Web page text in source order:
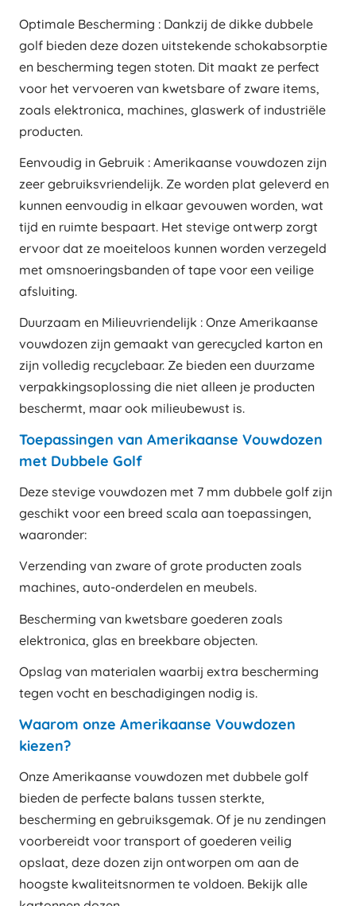
Optimale Bescherming : Dankzij de dikke dubbele
golf bieden deze dozen uitstekende schokabsorptie
en bescherming tegen stoten. Dit maakt ze perfect
voor het vervoeren van kwetsbare of zware items,
zoals elektronica, machines, glaswerk of industriële
producten.
Eenvoudig in Gebruik : Amerikaanse vouwdozen zijn
zeer gebruiksvriendelijk. Ze worden plat geleverd en
kunnen eenvoudig in elkaar gevouwen worden, wat
tijd en ruimte bespaart. Het stevige ontwerp zorgt
ervoor dat ze moeiteloos kunnen worden verzegeld
met omsnoeringsbanden of tape voor een veilige
afsluiting.
Duurzaam en Milieuvriendelijk : Onze Amerikaanse
vouwdozen zijn gemaakt van gerecycled karton en
zijn volledig recyclebaar. Ze bieden een duurzame
verpakkingsoplossing die niet alleen je producten
beschermt, maar ook milieubewust is.
Toepassingen van Amerikaanse Vouwdozen
met Dubbele Golf
Deze stevige vouwdozen met 7 mm dubbele golf zijn
geschikt voor een breed scala aan toepassingen,
waaronder:
Verzending van zware of grote producten zoals
machines, auto-onderdelen en meubels.
Bescherming van kwetsbare goederen zoals
elektronica, glas en breekbare objecten.
Opslag van materialen waarbij extra bescherming
tegen vocht en beschadigingen nodig is.
Waarom onze Amerikaanse Vouwdozen
kiezen?
Onze Amerikaanse vouwdozen met dubbele golf
bieden de perfecte balans tussen sterkte,
bescherming en gebruiksgemak. Of je nu zendingen
voorbereidt voor transport of goederen veilig
opslaat, deze dozen zijn ontworpen om aan de
hoogste kwaliteitsnormen te voldoen. Bekijk alle